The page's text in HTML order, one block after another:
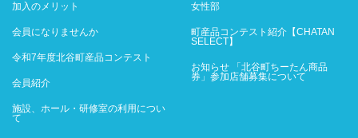
加入のメリット
会員になりませんか
令和7年度北谷町産品コンテスト
会員紹介
施設、ホール・研修室の利用につい
て
女性部
町産品コンテスト紹介【CHATAN
SELECT】
お知らせ 「北谷町ちーたん商品
券」参加店舗募集について